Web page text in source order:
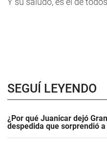
SEGUÍ LEYENDO
¿Por qué Juanicar dejó
despedida que sorprendió